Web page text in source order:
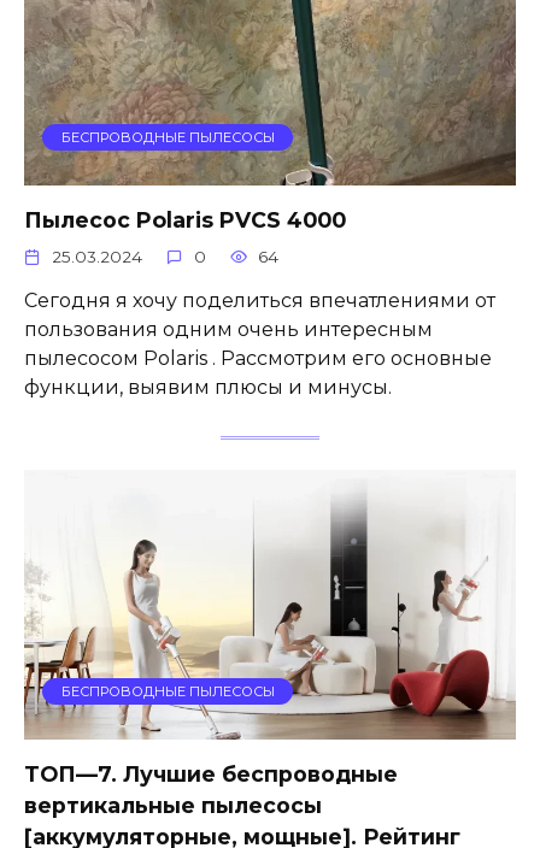
БЕСПРОВОДНЫЕ ПЫЛЕСОСЫ
Пылесос Polaris PVCS 4000
25.03.2024 0 64
Сегодня я хочу поделиться впечатлениями от
пользования одним очень интересным
пылесосом Polaris . Рассмотрим его основные
функции, выявим плюсы и минусы.
БЕСПРОВОДНЫЕ ПЫЛЕСОСЫ
ТОП—7. Лучшие беспроводные
вертикальные пылесосы
[аккумуляторные, мощные]. Рейтинг